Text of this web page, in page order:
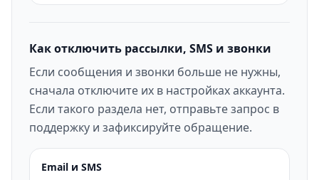
Как отключить рассылки, SMS и звонки
Если сообщения и звонки больше не нужны,
сначала отключите их в настройках аккаунта.
Если такого раздела нет, отправьте запрос в
поддержку и зафиксируйте обращение.
Email и SMS